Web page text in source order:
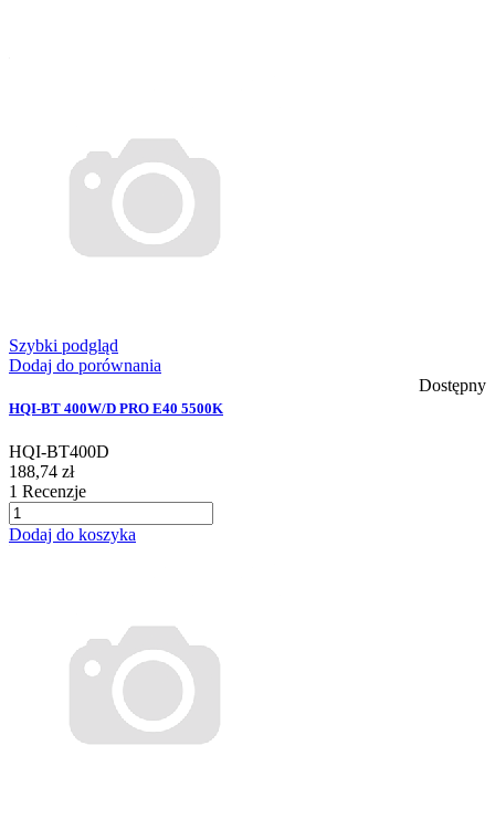
Szybki podgląd
Dodaj do porównania
Dostępny
HQI-BT 400W/D PRO E40 5500K
HQI-BT400D
188,74 zł
1 Recenzje
Dodaj do koszyka